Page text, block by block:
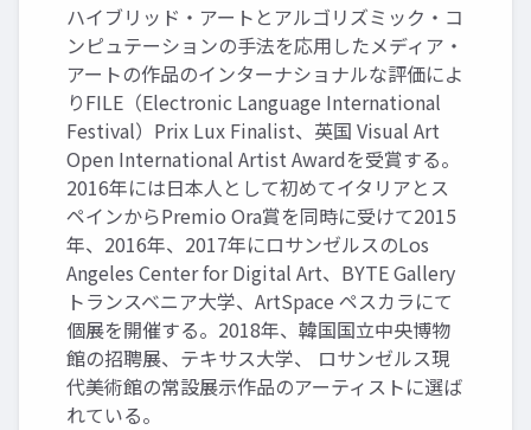
ハイブリッド・アートとアルゴリズミック・コ
ンピュテーションの手法を応用したメディア・
アートの作品のインターナショナルな評価によ
りFILE（Electronic Language International
Festival）Prix Lux Finalist、英国 Visual Art
Open International Artist Awardを受賞する。
2016年には日本人として初めてイタリアとス
ペインからPremio Ora賞を同時に受けて2015
年、2016年、2017年にロサンゼルスのLos
Angeles Center for Digital Art、BYTE Gallery
トランスベニア大学、ArtSpace ペスカラにて
個展を開催する。2018年、韓国国立中央博物
館の招聘展、テキサス大学、 ロサンゼルス現
代美術館の常設展示作品のアーティストに選ば
れている。